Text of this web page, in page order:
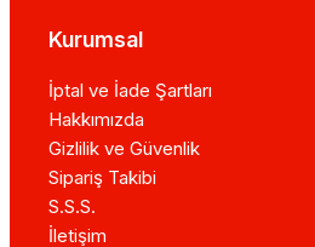
Kurumsal
İptal ve İade Şartları
Hakkımızda
Gizlilik ve Güvenlik
Sipariş Takibi
S.S.S.
İletişim